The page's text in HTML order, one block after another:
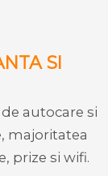
SI
autocare si
majoritatea
prize si wifi.